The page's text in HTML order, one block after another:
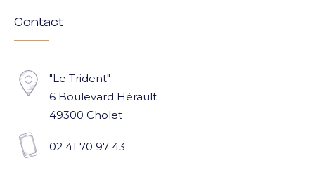
Contact
"Le Trident"
6 Boulevard Hérault
49300 Cholet
02 41 70 97 43